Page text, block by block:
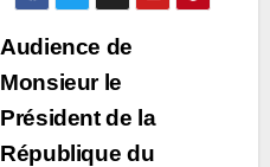
Audience de
Monsieur le
Président de la
République du